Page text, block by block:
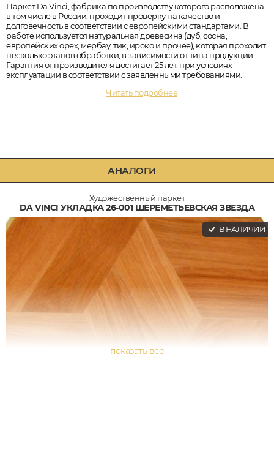
Паркет Da Vinci, фабрика по производству которого расположена,
в том числе в России, проходит проверку на качество и
долговечность в соответствии с европейскими стандартами. В
работе используется натуральная древесина (дуб, сосна,
европейских орех, мербау, тик, ироко и прочее), которая проходит
несколько этапов обработки, в зависимости от типа продукции.
Гарантия от производителя достигает 25 лет, при условиях
эксплуатации в соответствии с заявленными требованиями.
Читать подробнее
АНАЛОГИ
Художественный паркет
DA VINCI УКЛАДКА 26-001 ШЕРЕМЕТЬЕВСКАЯ ЗВЕЗДА
В НАЛИЧИИ